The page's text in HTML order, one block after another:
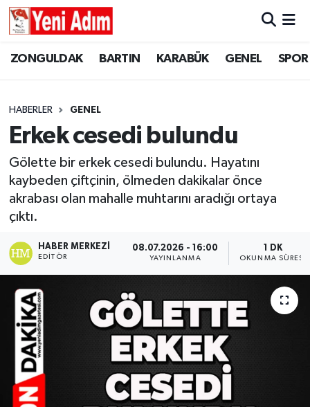
ZONGULDAK BARTIN KARABÜK GENEL SPOR
HABERLER GENEL
Erkek cesedi bulundu
Gölette bir erkek cesedi bulundu. Hayatını
kaybeden çiftçinin, ölmeden dakikalar önce
akrabası olan mahalle muhtarını aradığı ortaya
çıktı.
HABER MERKEZI
EDITÖR
08.07.2026 - 16:00
YAYINLANMA
1 DK
OKUNMA SÜRESI
ZONGULDAK
GÜNCEL
SİYASET
ZONGULDAK
GENEL
SPOR
GÜNCEL
RESMİ İLAN
Zonguldak Hava Durumu
Süper Lig Puan Durumu ve Fikstür
Tüm Manşetler
Son Dakika Haberleri